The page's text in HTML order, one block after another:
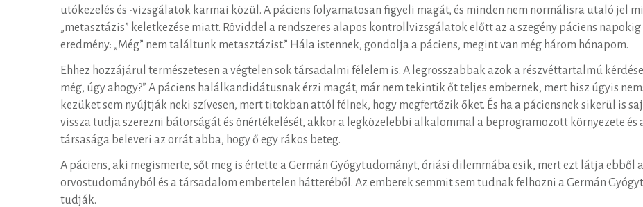
utókezelés és -vizsgálatok karmai közül. A páciens folyamatosan figyeli magát, és minden nem normálisra utaló jel
„metasztázis” keletkezése miatt. Röviddel a rendszeres alapos kontrollvizsgálatok előtt az a szegény páciens
eredmény: „Még” nem találtunk metasztázist.” Hála istennek, gondolja a páciens, megint van még három hónapom.
Ehhez hozzájárul természetesen a végtelen sok társadalmi félelem is. A legrosszabbak azok a részvéttartalmú
még, úgy ahogy?” A páciens halálkandidátusnak érzi magát, már nem tekintik őt teljes embernek, mert hisz úgyis
kezüket sem nyújtják neki szívesen, mert titokban attól félnek, hogy megfertőzik őket. És ha a páciensnek sikerül is
vissza tudja szerezni bátorságát és önértékelését, akkor a legközelebbi alkalommal a beprogramozott környezete
társasága beleveri az orrát abba, hogy ő egy rákos beteg.
A páciens, aki megismerte, sőt meg is értette a Germán Gyógytudományt, óriási dilemmába esik, mert ezt látja ebből
orvostudományból és a társadalom embertelen hátteréből. Az emberek semmit sem tudnak felhozni a Germán
tudják.